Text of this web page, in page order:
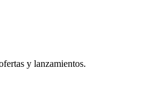
y lanzamientos.